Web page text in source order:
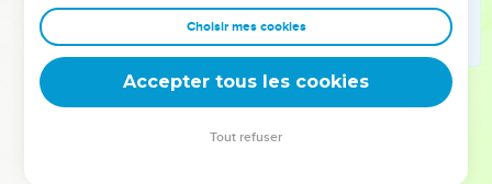
manque rien.
Il faut que les nôtres aussi apprennent à pratiquer de
belles œuvres pour subvenir aux besoins les plus importants,
afin de ne pas rester sans fruits.
Tous ceux qui sont avec moi te saluent. De ton côté, salue
Choisir mes cookies
Accepter tous les cookies
Tout refuser